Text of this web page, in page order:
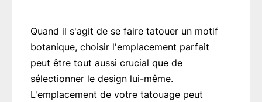
Quand il s'agit de se faire tatouer un motif
botanique, choisir l'emplacement parfait
peut être tout aussi crucial que de
sélectionner le design lui-même.
L'emplacement de votre tatouage peut